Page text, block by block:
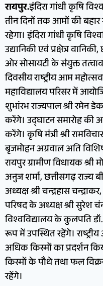
रायपुर.इंदिरा गांधी कृषि
तीन दिनों तक आमों की
रहेगा। इंदिरा गांधी कृषि
उद्यानिकी एवं प्रक्षेत्र
ओर सोसायटी के संयुक्त
दिवसीय राष्ट्रीय आम
महाविद्यालय परिसर में
शुभांरभ राज्यपाल श्री रमेन
करेंगे। उद्घाटन समारोह की
करेंगे। कृषि मंत्री श्री
बृजमोहन अग्रवाल अति
रायपुर ग्रामीण विधायक श्री
अनुज शर्मा, छत्तीसगढ़ राज्य
अध्यक्ष श्री चन्द्रहास
परिषद के अध्यक्ष श्री सुरेश
विश्वविद्यालय के कुलपति
रूप में उपस्थित रहेंगे।
अधिक किस्मों का प्रदर्शन
किस्मों के पौधे तथा फल
रहेंगे।